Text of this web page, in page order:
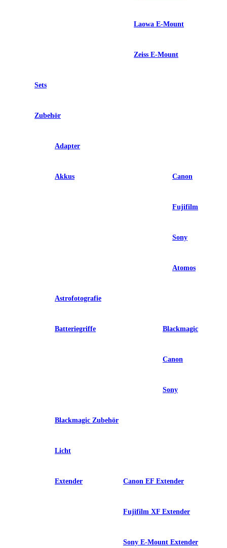
Laowa E-Mount
Zeiss E-Mount
Sets
Zubehör
Adapter
Akkus Canon
Fujifilm
Sony
Atomos
Astrofotografie
Batteriegriffe Blackmagic
Canon
Sony
Blackmagic Zubehör
Licht
Extender Canon EF Extender
Fujifilm XF Extender
Sony E-Mount Extender